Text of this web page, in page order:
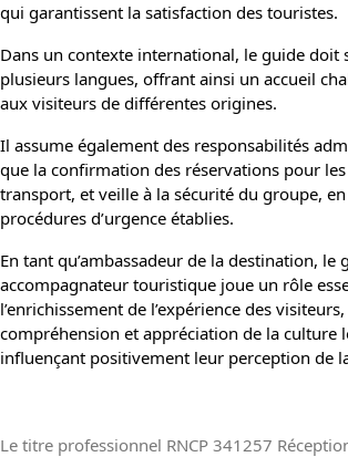
qui garantissent la satisfaction des touristes.
Dans un contexte international, le guide doit
plusieurs langues, offrant ainsi un accueil
aux visiteurs de différentes origines.
Il assume également des responsabilités
que la confirmation des réservations pour
transport, et veille à la sécurité du groupe,
procédures d’urgence établies.
En tant qu’ambassadeur de la destination, le
accompagnateur touristique joue un rôle
l’enrichissement de l’expérience des
compréhension et appréciation de la culture
influençant positivement leur perception de
Le titre professionnel RNCP 341257